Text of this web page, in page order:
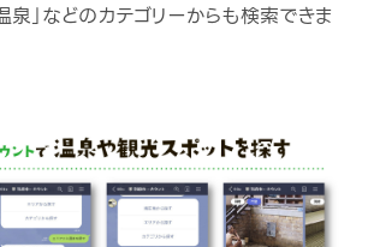
泉」などのカテゴリーからも検索できま